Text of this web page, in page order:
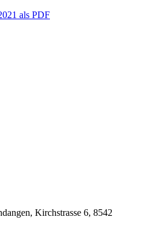
als PDF
Kirchstrasse 6, 8542